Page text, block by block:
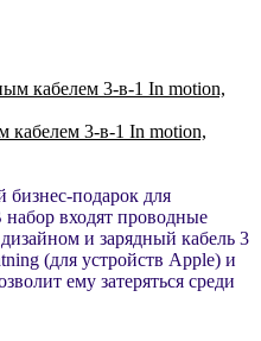
кабелем 3-в-1 In motion,
подарок для
входят проводные
и зарядный кабель 3
(для устройств Apple) и
ему затеряться среди